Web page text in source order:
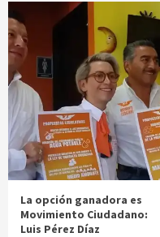
La opción ganadora es
Movimiento Ciudadano:
Luis Pérez Díaz